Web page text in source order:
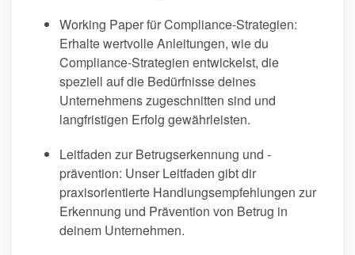
Working Paper für Compliance-Strategien:
Erhalte wertvolle Anleitungen, wie du
Compliance-Strategien entwickelst, die
speziell auf die Bedürfnisse deines
Unternehmens zugeschnitten sind und
langfristigen Erfolg gewährleisten.
Leitfaden zur Betrugserkennung und -
prävention: Unser Leitfaden gibt dir
praxisorientierte Handlungsempfehlungen zur
Erkennung und Prävention von Betrug in
deinem Unternehmen.